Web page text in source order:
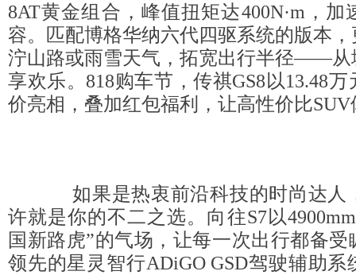
8AT黄金组合，峰值扭矩达400N·m，
容。匹配博格华纳六代四驱系统的版本
泞山路或雨雪天气，拓宽出行半径——从
享欢乐。818购车节，传祺GS8以13.48
价亮相，叠加红包福利，让高性价比
如果是热衷前沿科技的时尚达人
许就是你的不二之选。向往S7以
国新路虎”的气场，让每一次出行都备
领先的星灵智行ADiGO GSD驾驶辅助系